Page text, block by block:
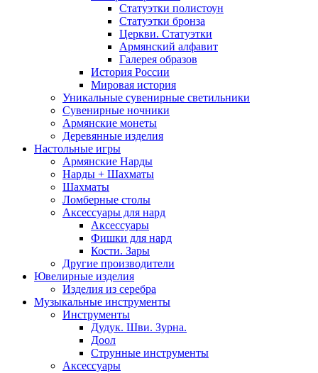
Статуэтки полистоун
Статуэтки бронза
Церкви. Статуэтки
Армянский алфавит
Галерея образов
История России
Мировая история
Уникальные сувенирные светильники
Сувенирные ночники
Армянские монеты
Деревянные изделия
Настольные игры
Армянские Нарды
Нарды + Шахматы
Шахматы
Ломберные столы
Аксессуары для нард
Аксессуары
Фишки для нард
Кости. Зары
Другие производители
Ювелирные изделия
Изделия из серебра
Музыкальные инструменты
Инструменты
Дудук. Шви. Зурна.
Доол
Струнные инструменты
Аксессуары